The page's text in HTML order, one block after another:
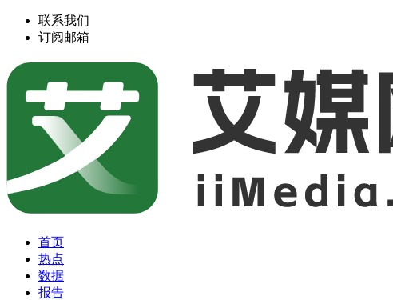
联系我们
订阅邮箱
首页
热点
数据
报告